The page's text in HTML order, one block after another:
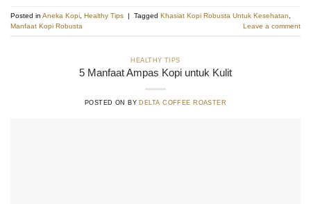
Posted in Aneka Kopi Healthy Tips | Tagged Khasiat Kopi Robusta Untuk Kesehatan
Manfaat Kopi Robusta
Leave a comment
HEALTHY TIPS
5 Manfaat Ampas Kopi untuk Kulit
POSTED ON BY DELTA COFFEE ROASTER